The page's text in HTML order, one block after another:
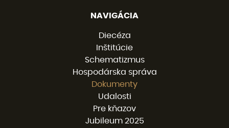
NAVIGÁCIA
Diecéza
Inštitúcie
Schematizmus
Hospodárska správa
Dokumenty
Udalosti
Pre kňazov
Jubileum 2025